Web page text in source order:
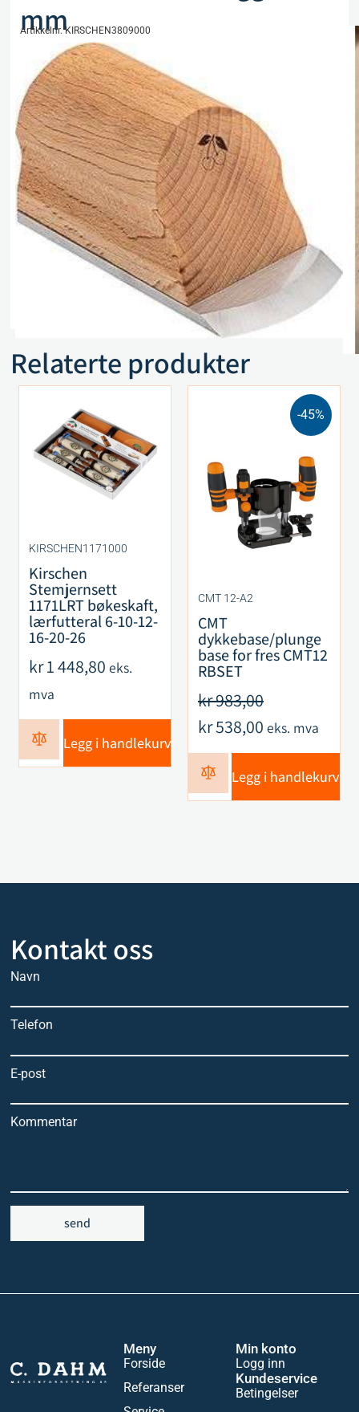
mm
Artikkelnr. KIRSCHEN3809000
416,80eks. mva
Kun 2 på lager
Legg i handlekurv
Sammenlign
Legg i ønskeliste
Beskrivelse
Spesifikasjoner
Relaterte produkter
KIRSCHEN1171000
Kirschen
Stemjernsett
1171LRT bøkeskaft,
lærfutteral 6-10-12-
16-20-26
kr1 448,80 eks.
mva
Legg i handlekurv
-45%
CMT 12-A2
CMT
dykkebase/plunge
base for fres CMT12
RBSET
kr983,00
kr538,00 eks. mva
Legg i handlekurv
Kontakt oss
Navn
Telefon
E-post
Kommentar
send
Meny
Forside
Referanser
Min konto
Logg inn
Kundeservice
Betingelser